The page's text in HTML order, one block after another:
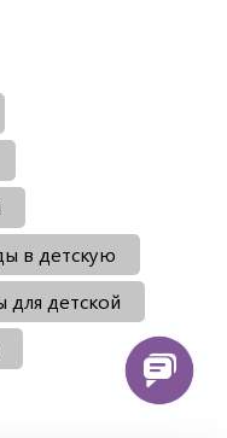
в детскую
детской